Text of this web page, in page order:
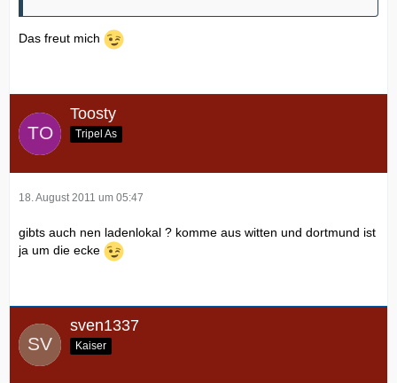
Das freut mich
Toosty
Tripel As
18. August 2011 um 05:47
gibts auch nen ladenlokal ? komme aus witten und dortmund ist
ja um die ecke
sven1337
Kaiser